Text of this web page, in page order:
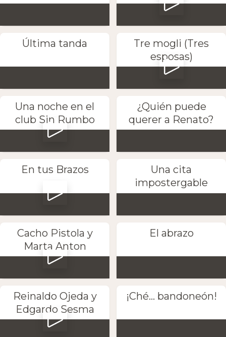
Última tanda
Tre mogli (Tres
esposas)
Una noche en el
club Sin Rumbo
¿Quién puede
querer a Renato?
En tus Brazos
Una cita
impostergable
Cacho Pistola y
Marta Anton
El abrazo
Reinaldo Ojeda y
Edgardo Sesma
¡Ché... bandoneón!